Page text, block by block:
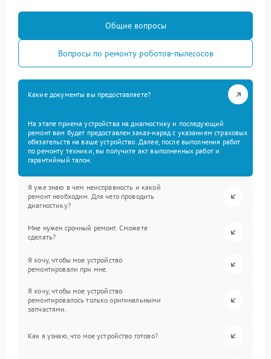
Общие вопросы
Вопросы по ремонту роботов-пылесосов
Какие документы вы предоставляете?
На этапе приема устройства на диагностику и последующий
ремонт вам будет предоставлен заказ-наряд с указанием страховых
обязательств на ваше устройство. Далее, после выполнения работ
по ремонту техники, вы получите акт выполненных работ и
гарантийный талон.
Я уже знаю в чем неисправность и какой
ремонт необходим. Для чего проводить
диагностику?
Мне нужен срочный ремонт. Сможете
сделать?
Я хочу, чтобы мое устройство
ремонтировали при мне.
Я хочу, чтобы мое устройство
ремонтировалось только оригинальными
запчастями.
Как я узнаю, что мое устройство готово?